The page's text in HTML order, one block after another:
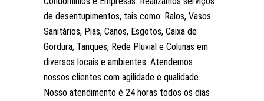
de desentupimentos, tais como: Ralos, Vasos
Sanitários, Pias, Canos, Esgotos, Caixa de
Gordura, Tanques, Rede Pluvial e Colunas em
diversos locais e ambientes. Atendemos
nossos clientes com agilidade e qualidade.
Nosso atendimento é 24 horas todos os dias